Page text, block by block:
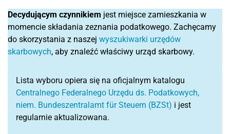
Decydującym czynnikiem jest miejsce zamieszkania w
momencie składania zeznania podatkowego. Zachęcamy
do skorzystania z naszej wyszukiwarki urzędów
skarbowych, aby znaleźć właściwy urząd skarbowy.
Lista wyboru opiera się na oficjalnym katalogu
Centralnego Federalnego Urzędu ds. Podatkowych,
niem. Bundeszentralamt für Steuern (BZSt) i jest
regularnie aktualizowana.